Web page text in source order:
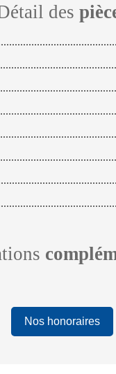
des
Nos honoraires